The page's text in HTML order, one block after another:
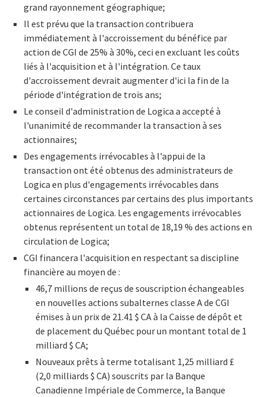
grand rayonnement géographique;
Il est prévu que la transaction contribuera
immédiatement à l'accroissement du bénéfice par
action de CGI de 25% à 30%, ceci en excluant les coûts
liés à l'acquisition et à l'intégration. Ce taux
d'accroissement devrait augmenter d'ici la fin de la
période d'intégration de trois ans;
Le conseil d'administration de Logica a accepté à
l'unanimité de recommander la transaction à ses
actionnaires;
Des engagements irrévocables à l'appui de la
transaction ont été obtenus des administrateurs de
Logica en plus d'engagements irrévocables dans
certaines circonstances par certains des plus importants
actionnaires de Logica. Les engagements irrévocables
obtenus représentent un total de 18,19 % des actions en
circulation de Logica;
CGI financera l'acquisition en respectant sa discipline
financière au moyen de :
46,7 millions de reçus de souscription échangeables
en nouvelles actions subalternes classe A de CGI
émises à un prix de 21.41 $ CA à la Caisse de dépôt et
de placement du Québec pour un montant total de 1
milliard $ CA;
Nouveaux prêts à terme totalisant 1,25 milliard £
(2,0 milliards $ CA) souscrits par la Banque
Canadienne Impériale de Commerce, la Banque